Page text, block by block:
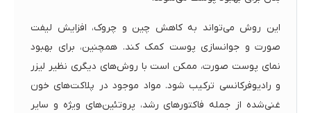
این روش می‌تواند به کاهش چین و چروک، افزایش لیفت
صورت و جوانسازی پوست کمک کند. همچنین، برای بهبود
نمای پوست صورت، ممکن است با روش‌های دیگری نظیر لیزر
و رادیوفرکانسی ترکیب شود. مواد موجود در پلاکت‌های خون
غنی‌شده از جمله فاکتورهای رشد، پروتئین‌های ویژه و سایر